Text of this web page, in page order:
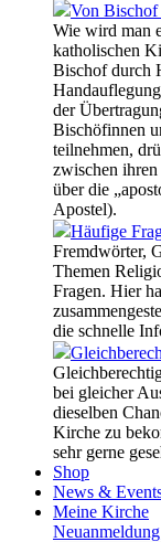
Von
Wie wird man
katholischen
Bischof durch
der
Bischöfinnen
teilnehmen,
zwischen
über die
Apostel).
Häufige
Fremdwörter,
Themen
Fragen. Hier
die schnelle
bei gleicher
dieselben
Kirche zu
sehr gerne
Shop
News &
Meine Kirche